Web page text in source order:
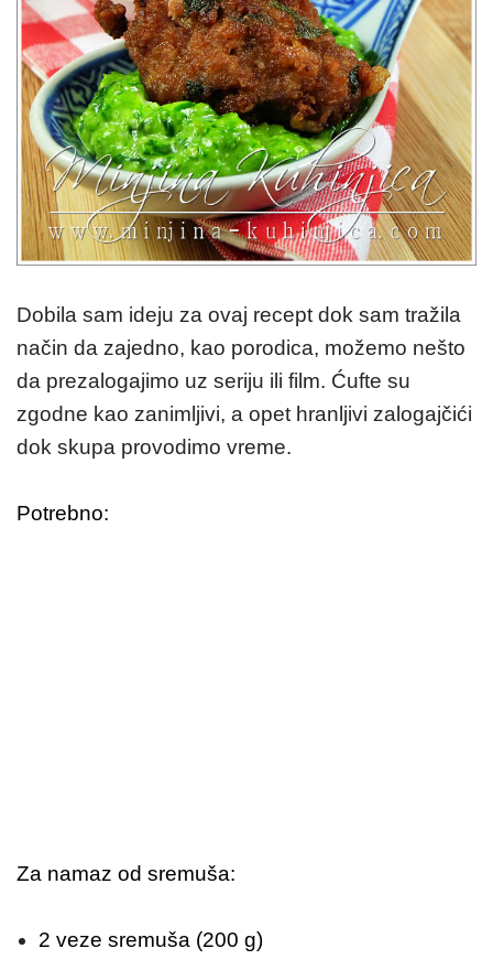
Dobila sam ideju za ovaj recept dok sam tražila
način da zajedno, kao porodica, možemo nešto
da prezalogajimo uz seriju ili film. Ćufte su
zgodne kao zanimljivi, a opet hranljivi zalogajčići
dok skupa provodimo vreme.
Potrebno:
Za namaz od sremuša:
2 veze sremuša (200 g)